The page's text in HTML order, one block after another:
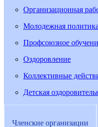
Организационная
Молодежная политика
Профсоюзное
Оздоровление
Коллективные
Детская
Членские организации